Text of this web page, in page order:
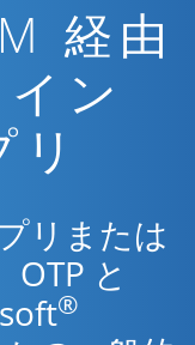
経由
ン
リまたは
OTP と
®